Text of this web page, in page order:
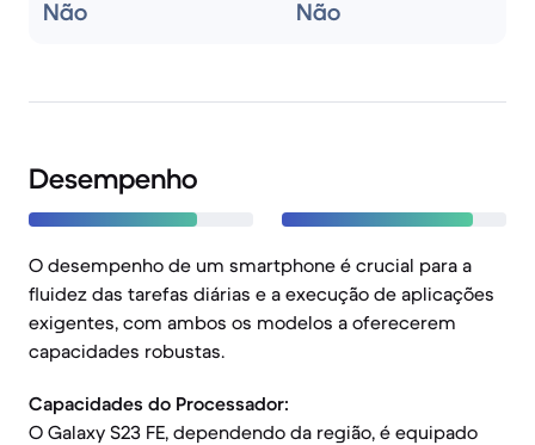
Não Não
Desempenho
O desempenho de um smartphone é crucial para a
fluidez das tarefas diárias e a execução de aplicações
exigentes, com ambos os modelos a oferecerem
capacidades robustas.
Capacidades do Processador:
O Galaxy S23 FE, dependendo da região, é equipado